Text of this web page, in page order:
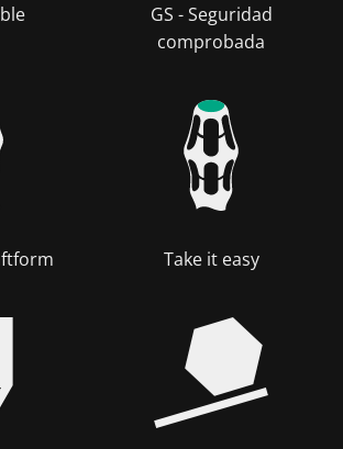
GS - Seguridad
comprobada
Take it easy